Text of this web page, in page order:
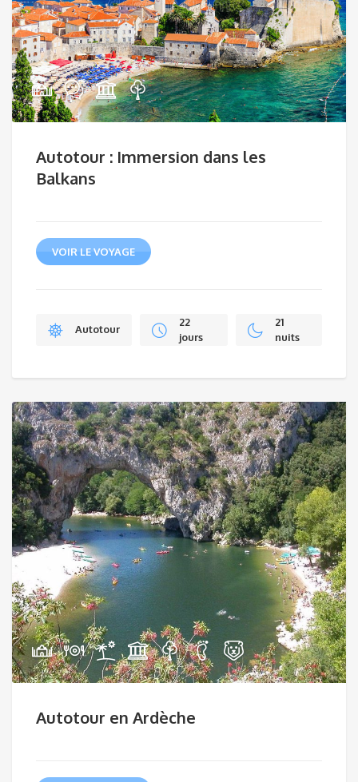
Autotour : Immersion dans les
Balkans
VOIR LE VOYAGE
Autotour
22
jours
21
nuits
Autotour en Ardèche